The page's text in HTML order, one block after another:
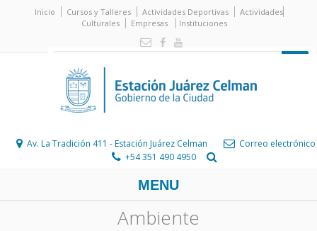
Inicio Cursos y Talleres Actividades Deportivas
Actividades
Culturales
Empresas Instituciones
Av. La Tradición 411 - Estación Juárez Celman
Correo electrónico
+54 351 490 4950
MENU
Ambiente